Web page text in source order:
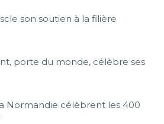
son soutien à la filière
porte du monde, célèbre ses
Normandie célèbrent les 400